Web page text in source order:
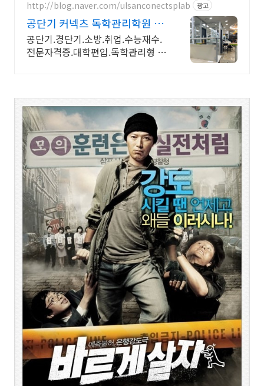
http://blog.naver.com/ulsanconectsplab 광고
공단기 커넥츠 독학관리학원 철
저한 합격집중관리 프로그램
공단기.경단기.소방.취업.수능재수.
전문자격증.대학편입.독학관리형 학